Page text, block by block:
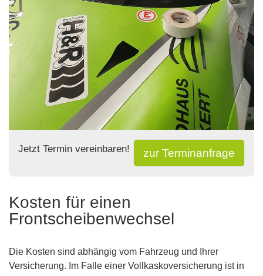
Jetzt Termin vereinbaren! zur Terminanfrage
Kosten für einen
Frontscheibenwechsel
Die Kosten sind abhängig vom Fahrzeug und Ihrer
Versicherung. Im Falle einer Vollkaskoversicherung ist in